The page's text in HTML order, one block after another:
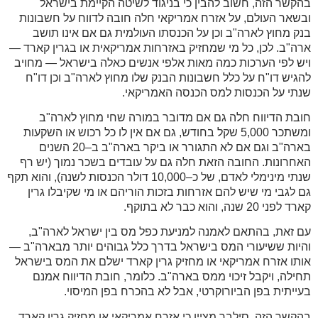
בהקשר הזה, חשוב להבין כי בניגוד לשיטה הקיימת בישראל
ובשאר העולם, על אזרח אמריקאי חלה חובה לדווח על חשבונות
בנק מחוץ לארה"ב וכן על הכנסתו העולמית גם אם אינו תושב
ארה"ב. לכן, כל מי שמחזיק באזרחות אמריקאית או בגרין קארד —
ויש לפי הערכות כמה מאות אלפי אנשים כאלה בישראל — מחויב
להגיש דו"ח על כלל חשבונות הבנק שלו מחוץ לארה"ב וכן דו"ח
שנתי על הכנסות למס הכנסה האמריקאי.
חובת הדיווח חלה גם אם מדובר במורה שחי מחוץ לארה"ב
ומשתכר 5,000 שקל בחודש, גם אם אין לו כל רכוש או השקעות
בארה"ב וגם אם לא התגורר או ביקר בארה"ב ב–20 השנים
האחרונות. החובה הזאת חלה גם על עובדים בשכר נמוך (יש רף
שנתי מינימלי לאדם, של כ–10,000 דולר הכנסות לשנה), והוא תקף
גם לגבי מי שיש להם אזרחות בזכות הוריהם או מי שקיבלו גרין
קארד לפני 20 שנה, והוא כבר לא בתוקף
.
עם זאת, בהתאם לאמנה למניעת כפל מס בין ישראל לארה"ב,
והיות ששיעורי המס בישראל בדרך כלל גבוהים יותר מבארה"ב —
אותו אזרח אמריקאי או מחזיק גרין קארד ישלם את המס בישראל
תחילה, ויקבל זיכוי ממס בארה"ב. כלומר, חובת הדיווח אמנם
בעייתית בפן הביורוקרטי, אבל לא בהכרח בפן המיסוי.